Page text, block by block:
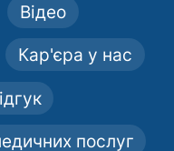
Відео
Кар'єра у нас
послуг